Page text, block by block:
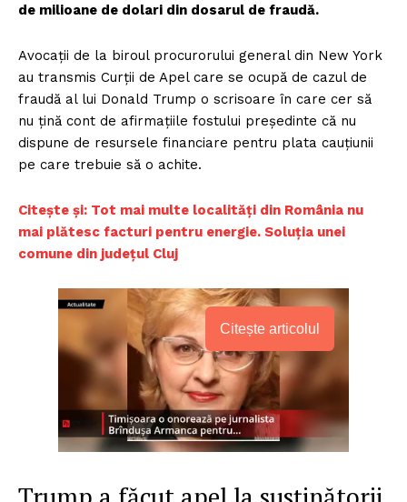
de milioane de dolari din dosarul de fraudă.
Avocații de la biroul procurorului general din New York
au transmis Curții de Apel care se ocupă de cazul de
fraudă al lui Donald Trump o scrisoare în care cer să
nu țină cont de afirmațiile fostului președinte că nu
dispune de resursele financiare pentru plata cauțiunii
pe care trebuie să o achite.
Citește și: Tot mai multe localități din România nu
mai plătesc facturi pentru energie. Soluția unei
comune din județul Cluj
Citește articolul